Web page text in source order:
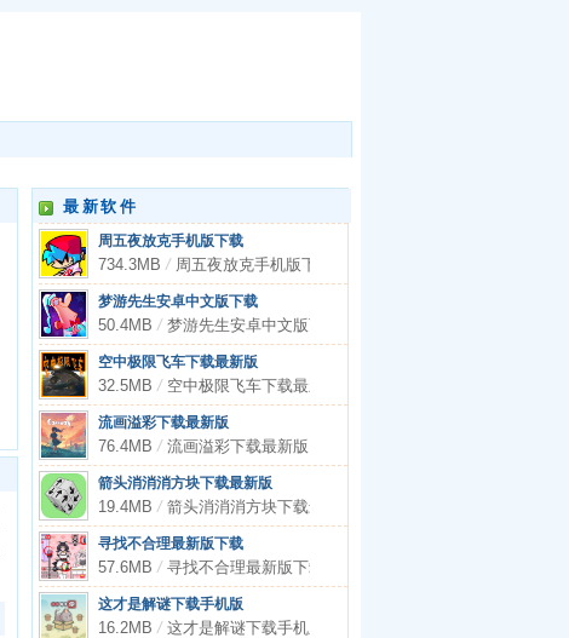
最新软件
周五夜放克手机版下载
734.3MB/ 周五夜放克手机版下载
梦游先生安卓中文版下载
50.4MB/ 梦游先生安卓中文版下载
空中极限飞车下载最新版
32.5MB/ 空中极限飞车下载最新版
流画溢彩下载最新版
76.4MB/ 流画溢彩下载最新版
箭头消消消方块下载最新版
19.4MB/ 箭头消消消方块下载最新版
寻找不合理最新版下载
57.6MB/ 寻找不合理最新版下载
这才是解谜下载手机版
16.2MB/ 这才是解谜下载手机版